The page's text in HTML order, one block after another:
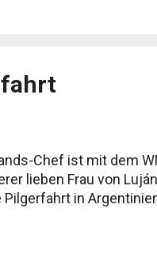
symbolisiert ein
Chef ist mit dem
lieben Frau von
in